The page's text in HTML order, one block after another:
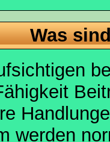
Was
werden